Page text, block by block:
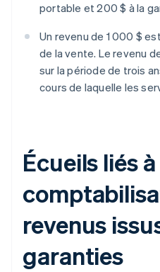
portable et 200 $ à la
Un revenu de 1 000 $
de la vente. Le revenu
sur la période de trois
cours de laquelle les
Écueils liés
revenus
garanties